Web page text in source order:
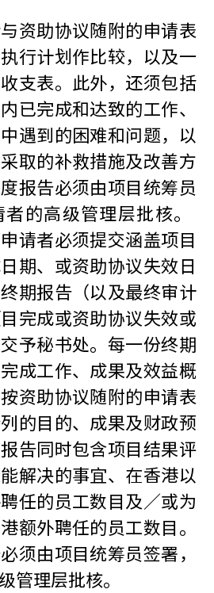
资助协议随附的申请表
行计划作比较，以及一
支表。此外，还须包括
已完成和达致的工作、
遇到的困难和问题，以
取的补救措施及改善方
报告必须由项目统筹员
的高级管理层批核。
请者必须提交涵盖项目
期、或资助协议失效日
期报告（以及最终审计
完成或资助协议失效或
予秘书处。每一份终期
成工作、成果及效益概
资助协议随附的申请表
的目的、成果及财政预
告同时包含项目结果评
解决的事宜、在香港以
任的员工数目及／或为
额外聘任的员工数目。
须由项目统筹员签署，
管理层批核。